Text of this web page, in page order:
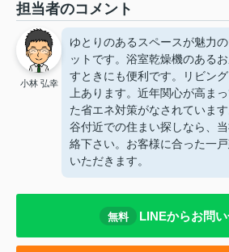
担当者のコメント
小林 弘幸
ゆとりのあるスペースが魅力
ットです。浴室乾燥機のある
すときにも便利です。リビン
上あります。近年関心が高ま
た省エネ対策がなされていま
谷付近での住まい探しなら、
絡下さい。お客様に合った一
いただきます。
無料 LINEからお問